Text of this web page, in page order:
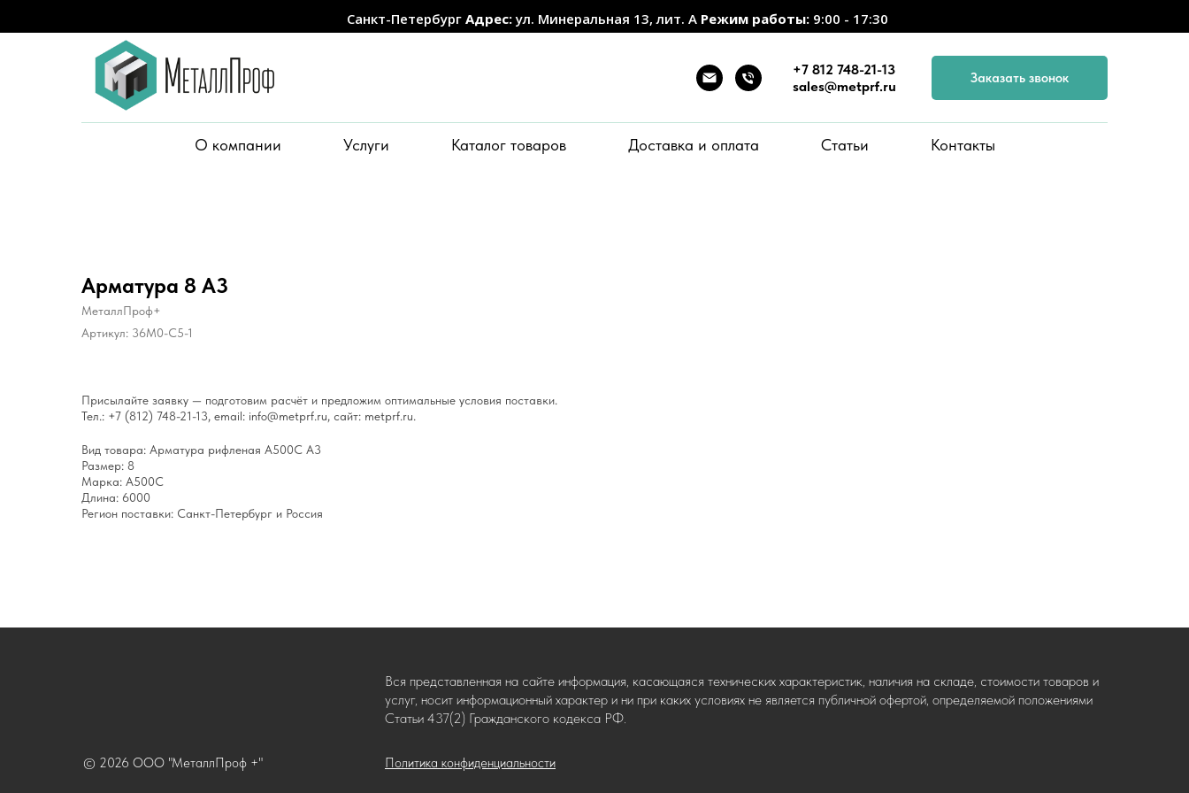
Санкт-Петербург Адрес:ул. Минеральная 13, лит. А Режим работы: 9:00 - 17:30
+7 812 748-21-13
sales@metprf.ru
Заказать звонок
О компании Услуги Каталог товаров Доставка и оплата Статьи Контакты
Арматура 8 А3
МеталлПроф+
Артикул: 36M0-C5-1
Присылайте заявку — подготовим расчёт и предложим оптимальные условия поставки.
Тел.: +7 (812) 748-21-13, email: info@metprf.ru, сайт: metprf.ru.
Вид товара: Арматура рифленая А500С А3
Размер: 8
Марка: А500С
Длина: 6000
Регион поставки: Санкт-Петербург и Россия
Политика конфиденциальности
© 2026 ООО "МеталлПроф +"
Вся представленная на сайте информация, касающаяся технических характеристик, наличия на складе, стоимости товаров и
услуг, носит информационный характер и ни при каких условиях не является публичной офертой, определяемой положениями
Статьи 437(2) Гражданского кодекса РФ.